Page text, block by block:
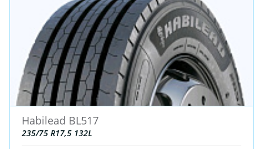
ЗИМНИЕ
ЛЕТНИЕ
Habilead BL517
235/75 R17,5 132L